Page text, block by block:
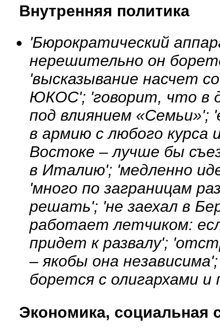
Внутренняя политика
'Бюрократический
нерешительно он
'высказывание насчет
ЮКОС'; 'говорит, что в
под влиянием «Семьи»';
в армию с любого
Востоке – лучше бы
в Италию'; 'медленно
'много по заграницам
решать'; 'не заехал в
работает летчиком:
придет к развалу';
– якобы она
борется с олигархами
Экономика, социальная